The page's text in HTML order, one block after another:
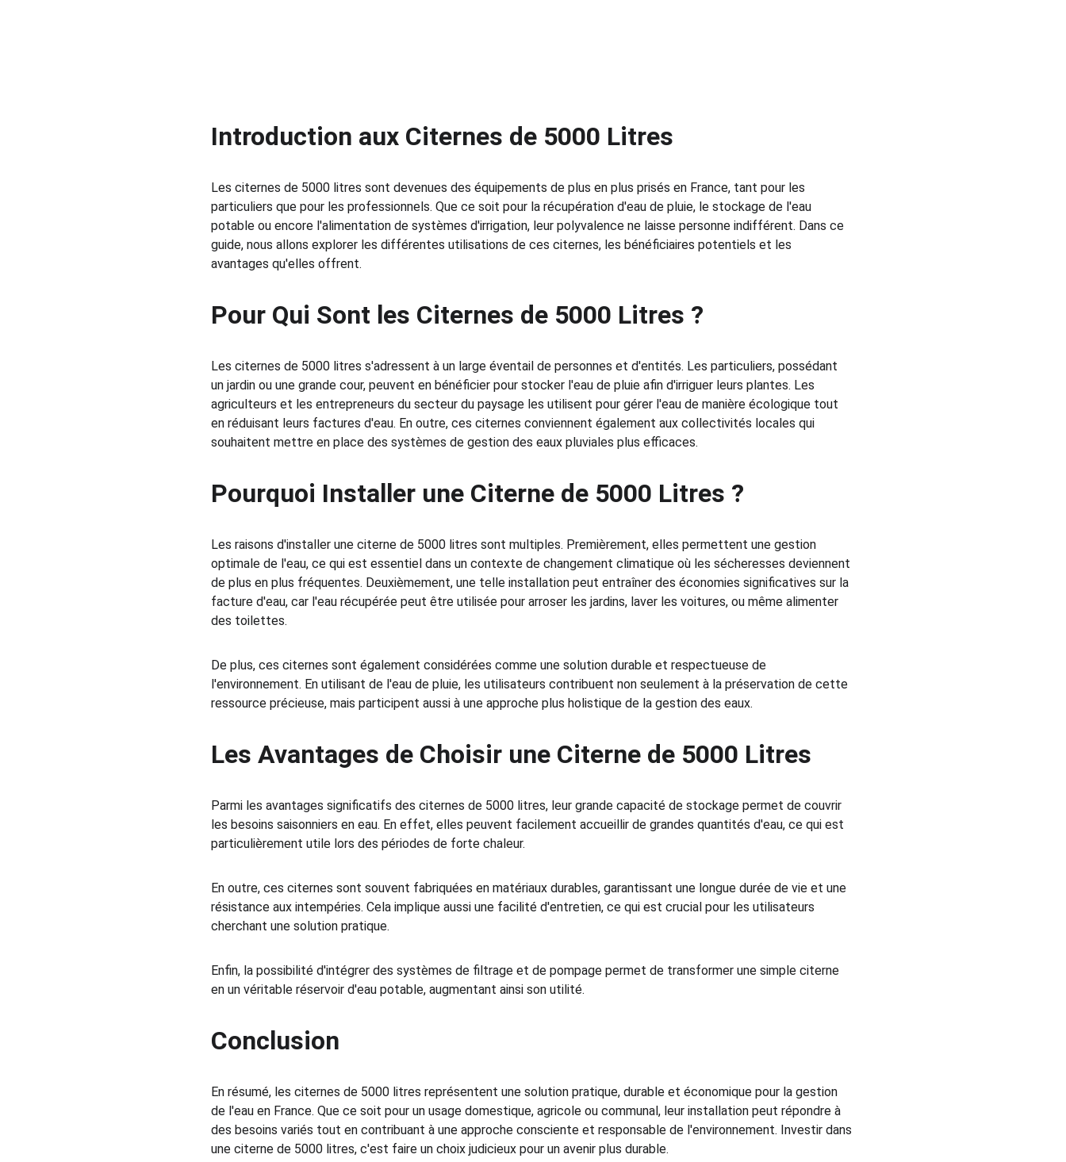
Introduction aux Citernes de 5000 Litres
Les citernes de 5000 litres sont devenues des équipements de plus en plus prisés en France, tant pour les
particuliers que pour les professionnels. Que ce soit pour la récupération d'eau de pluie, le stockage de l'eau
potable ou encore l'alimentation de systèmes d'irrigation, leur polyvalence ne laisse personne indifférent. Dans ce
guide, nous allons explorer les différentes utilisations de ces citernes, les bénéficiaires potentiels et les
avantages qu'elles offrent.
Pour Qui Sont les Citernes de 5000 Litres ?
Les citernes de 5000 litres s'adressent à un large éventail de personnes et d'entités. Les particuliers, possédant
un jardin ou une grande cour, peuvent en bénéficier pour stocker l'eau de pluie afin d'irriguer leurs plantes. Les
agriculteurs et les entrepreneurs du secteur du paysage les utilisent pour gérer l'eau de manière écologique tout
en réduisant leurs factures d'eau. En outre, ces citernes conviennent également aux collectivités locales qui
souhaitent mettre en place des systèmes de gestion des eaux pluviales plus efficaces.
Pourquoi Installer une Citerne de 5000 Litres ?
Les raisons d'installer une citerne de 5000 litres sont multiples. Premièrement, elles permettent une gestion
optimale de l'eau, ce qui est essentiel dans un contexte de changement climatique où les sécheresses deviennent
de plus en plus fréquentes. Deuxièmement, une telle installation peut entraîner des économies significatives sur la
facture d'eau, car l'eau récupérée peut être utilisée pour arroser les jardins, laver les voitures, ou même alimenter
des toilettes.
De plus, ces citernes sont également considérées comme une solution durable et respectueuse de
l'environnement. En utilisant de l'eau de pluie, les utilisateurs contribuent non seulement à la préservation de cette
ressource précieuse, mais participent aussi à une approche plus holistique de la gestion des eaux.
Les Avantages de Choisir une Citerne de 5000 Litres
Parmi les avantages significatifs des citernes de 5000 litres, leur grande capacité de stockage permet de couvrir
les besoins saisonniers en eau. En effet, elles peuvent facilement accueillir de grandes quantités d'eau, ce qui est
particulièrement utile lors des périodes de forte chaleur.
En outre, ces citernes sont souvent fabriquées en matériaux durables, garantissant une longue durée de vie et une
résistance aux intempéries. Cela implique aussi une facilité d'entretien, ce qui est crucial pour les utilisateurs
cherchant une solution pratique.
Enfin, la possibilité d'intégrer des systèmes de filtrage et de pompage permet de transformer une simple citerne
en un véritable réservoir d'eau potable, augmentant ainsi son utilité.
Conclusion
En résumé, les citernes de 5000 litres représentent une solution pratique, durable et économique pour la gestion
de l'eau en France. Que ce soit pour un usage domestique, agricole ou communal, leur installation peut répondre à
des besoins variés tout en contribuant à une approche consciente et responsable de l'environnement. Investir dans
une citerne de 5000 litres, c'est faire un choix judicieux pour un avenir plus durable.